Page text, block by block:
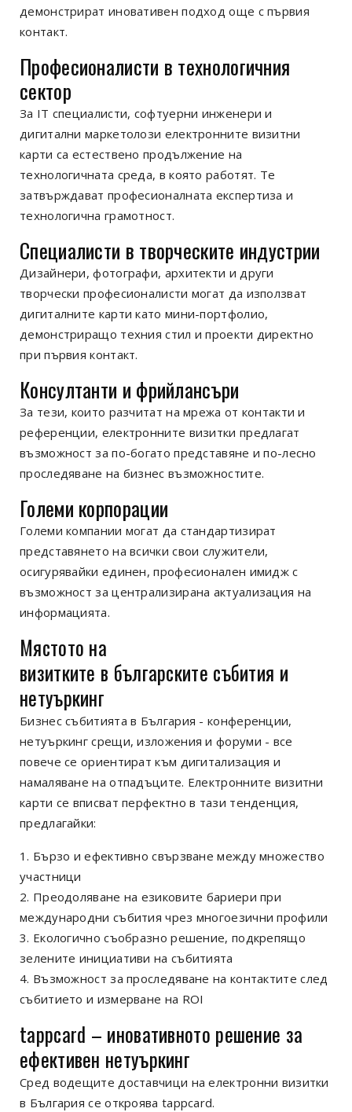
демонстрират иновативен подход още с първия
контакт.
Професионалисти в технологичния
сектор
За IT специалисти, софтуерни инженери и
дигитални маркетолози електронните визитни
карти са естествено продължение на
технологичната среда, в която работят. Те
затвърждават професионалната експертиза и
технологична грамотност.
Специалисти в творческите индустрии
Дизайнери, фотографи, архитекти и други
творчески професионалисти могат да използват
дигиталните карти като мини-портфолио,
демонстриращо техния стил и проекти директно
при първия контакт.
Консултанти и фрийлансъри
За тези, които разчитат на мрежа от контакти и
референции, електронните визитки предлагат
възможност за по-богато представяне и по-лесно
проследяване на бизнес възможностите.
Големи корпорации
Големи компании могат да стандартизират
представянето на всички свои служители,
осигурявайки единен, професионален имидж с
възможност за централизирана актуализация на
информацията.
Мястото на
визитките в българските събития и
нетуъркинг
Бизнес събитията в България - конференции,
нетуъркинг срещи, изложения и форуми - все
повече се ориентират към дигитализация и
намаляване на отпадъците. Електронните визитни
карти се вписват перфектно в тази тенденция,
предлагайки:
Бързо и ефективно свързване между множество
участници
Преодоляване на езиковите бариери при
международни събития чрез многоезични профили
Екологично съобразно решение, подкрепящо
зелените инициативи на събитията
Възможност за проследяване на контактите след
събитието и измерване на ROI
tappcard – иновативното решение за
ефективен нетуъркинг
Сред водещите доставчици на електронни визитки
в България се откроява tappcard.